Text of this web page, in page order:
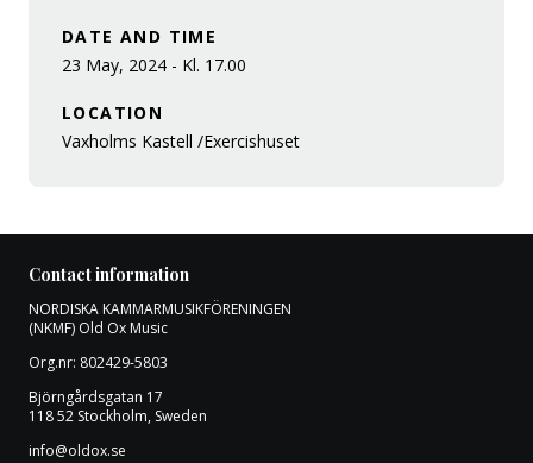
DATE AND TIME
23 May, 2024 - Kl. 17.00
LOCATION
Vaxholms Kastell /Exercishuset
Contact information
NORDISKA KAMMARMUSIKFÖRENINGEN
(NKMF) Old Ox Music
Org.nr: 802429-5803
Björngårdsgatan 17
118 52 Stockholm, Sweden
info@oldox.se